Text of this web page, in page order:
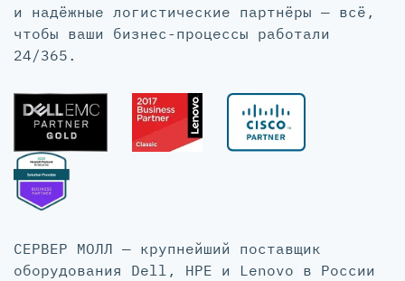
и надёжные логистические партнёры — всё,
чтобы ваши бизнес-процессы работали
24/365.
СЕРВЕР МОЛЛ — крупнейший поставщик
оборудования Dell, HPE и Lenovo в России